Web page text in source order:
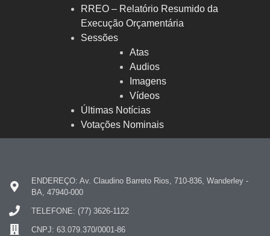
RREO – Relatório Resumido da
Execução Orçamentária
Sessões
Atas
Audios
Imagens
Vídeos
Últimas Notícias
Votações Nominais
ENDEREÇO: Av. Claudino Barreto Rios, 710-836, Wanderley -
BA, 47940-000
TELEFONE: (77) 3626-1122
CNPJ: 63.079.370/0001-86